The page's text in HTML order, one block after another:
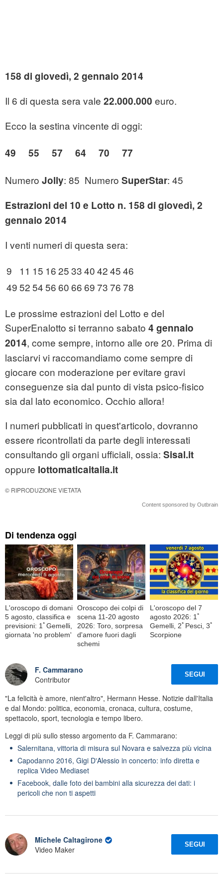
158 di giovedì, 2 gennaio 2014
Il 6 di questa sera vale 22.000.000 euro.
Ecco la sestina vincente di oggi:
49 55 57 64 70 77
Numero Jolly: 85 Numero SuperStar: 45
Estrazioni del 10 e Lotto n. 158 di giovedì, 2
gennaio 2014
I venti numeri di questa sera:
9
11 15 16253340424546
49525456606669737678
Le prossime estrazioni del Lotto e del
SuperEnalotto si terranno sabato 4 gennaio
2014, come sempre, intorno alle ore 20. Prima di
lasciarvi vi raccomandiamo come sempre di
giocare con moderazione per evitare gravi
conseguenze sia dal punto di vista psico-fisico
sia dal lato economico. Occhio allora!
I numeri pubblicati in quest'articolo, dovranno
essere ricontrollati da parte degli interessati
consultando gli organi ufficiali, ossia: Sisal.it
oppure lottomaticaitalia.it
© RIPRODUZIONE VIETATA
Content sponsored by Outbrain
Di tendenza oggi
L'oroscopo di domani
5 agosto, classifica e
previsioni: 1ﾟGemelli,
giornata 'no problem'
Oroscopo dei colpi di
scena 11-20 agosto
2026: Toro, sorpresa
d'amore fuori dagli
schemi
L'oroscopo del 7
agosto 2026: 1ﾟ
Gemelli, 2ﾟPesci, 3ﾟ
Scorpione
F. Cammarano
Contributor
SEGUI
"La felicità è amore, nient'altro", Hermann Hesse. Notizie dall'Italia
e dal Mondo: politica, economia, cronaca, cultura, costume,
spettacolo, sport, tecnologia e tempo libero.
Leggi di più sullo stesso argomento da F. Cammarano:
Salernitana, vittoria di misura sul Novara e salvezza più vicina
Capodanno 2016, Gigi D'Alessio in concerto: info diretta e
replica Video Mediaset
Facebook, dalle foto dei bambini alla sicurezza dei dati: i
pericoli che non ti aspetti
Michele Caltagirone
Video Maker
SEGUI